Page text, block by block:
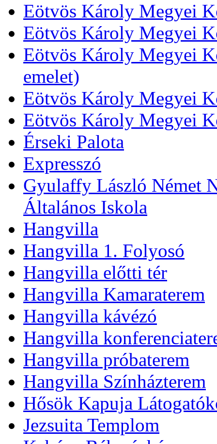
Eötvös Károly Megyei
Eötvös Károly Megyei
Eötvös Károly Megyei
emelet)
Eötvös Károly Megyei
Eötvös Károly Megyei
Érseki Palota
Expresszó
Gyulaffy László Német
Általános Iskola
Hangvilla
Hangvilla 1. Folyosó
Hangvilla előtti tér
Hangvilla Kamaraterem
Hangvilla kávézó
Hangvilla
Hangvilla próbaterem
Hangvilla Színházterem
Hősök Kapuja
Jezsuita Templom